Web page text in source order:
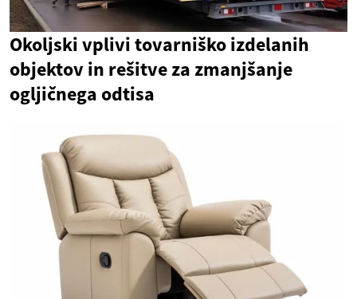
Okoljski vplivi tovarniško izdelanih
objektov in rešitve za zmanjšanje
ogljičnega odtisa